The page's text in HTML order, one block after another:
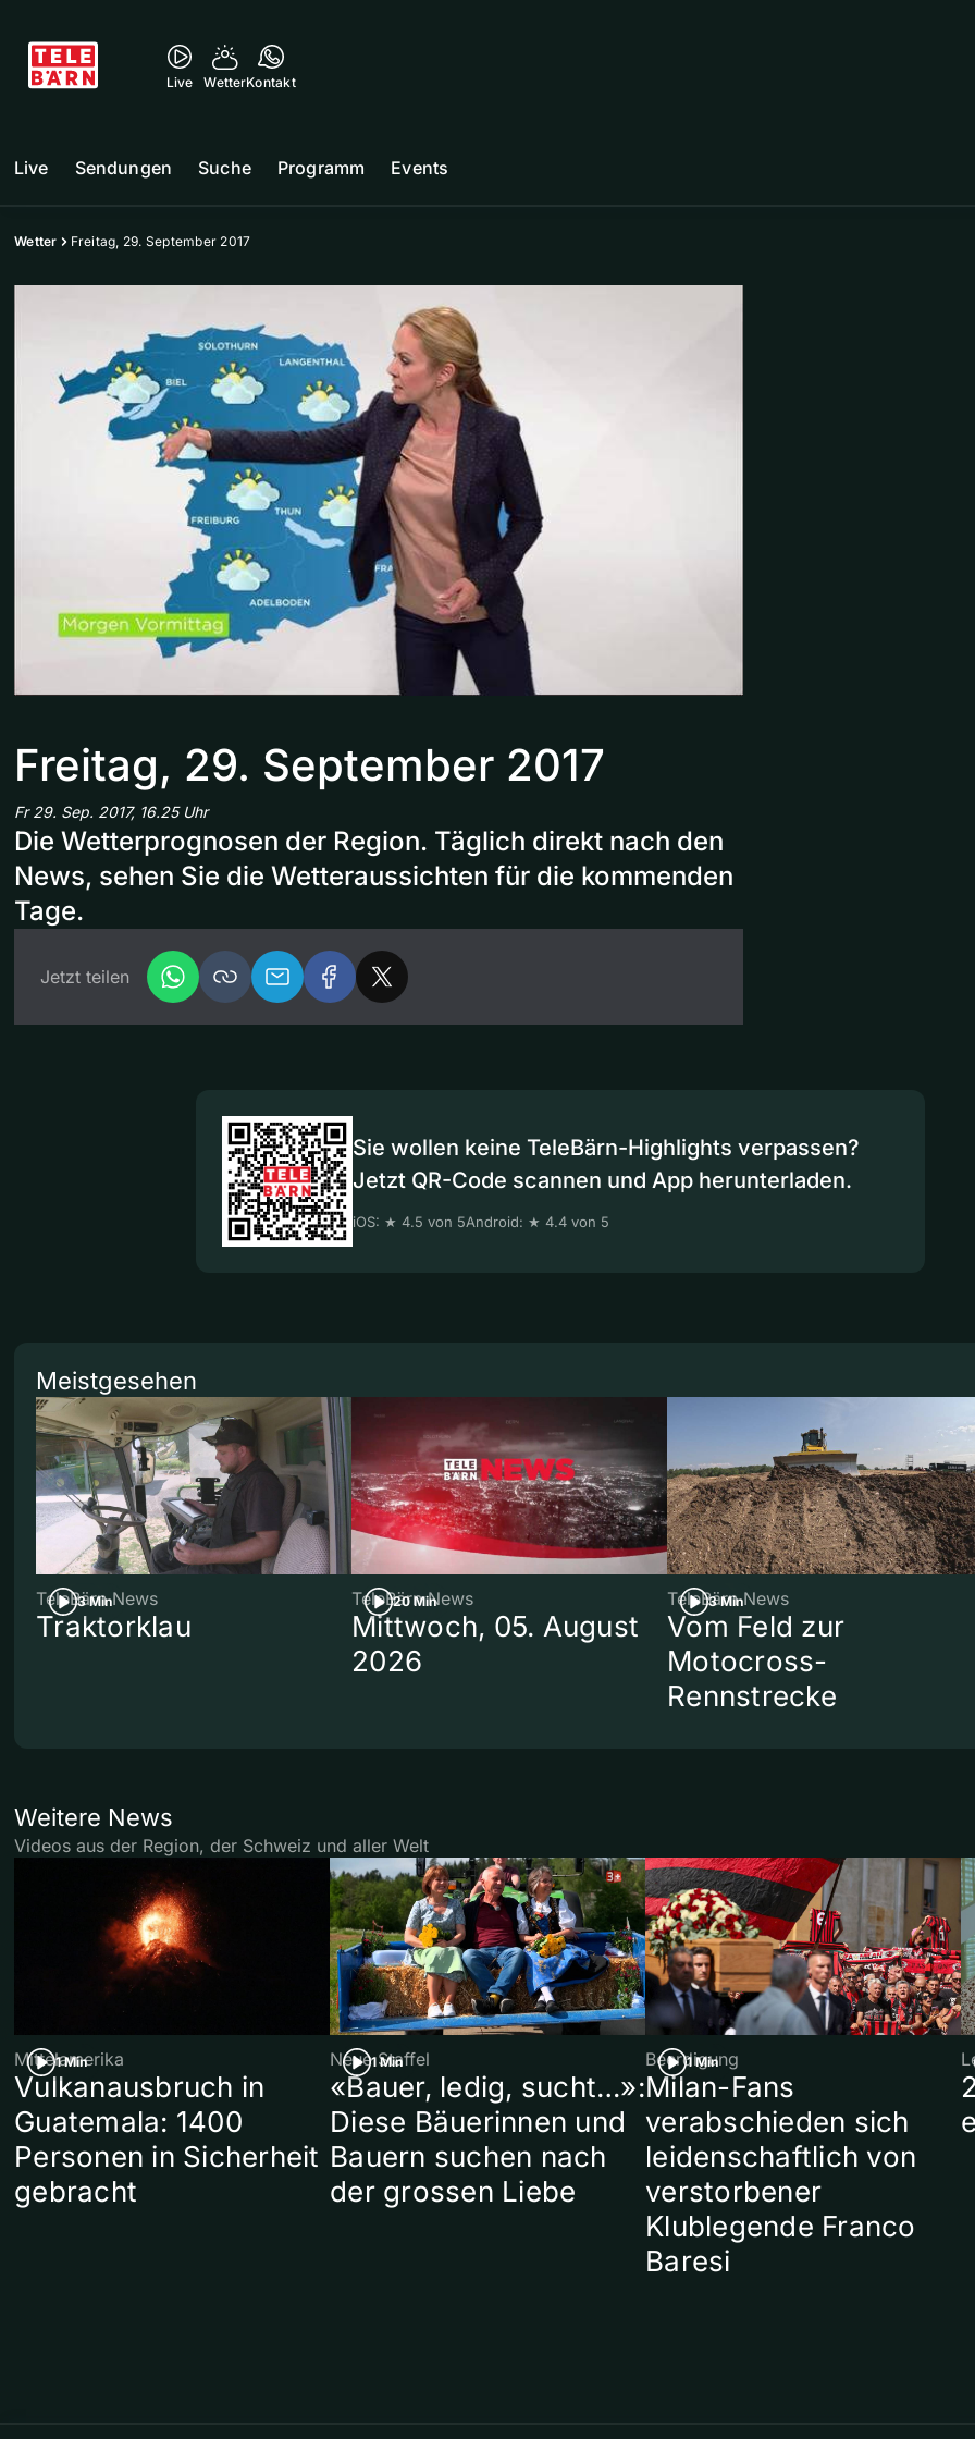
Live WetterKontakt
Live Sendungen Suche Programm Events
Wetter Freitag, 29. September 2017
Freitag, 29. September 2017
Fr 29. Sep. 2017, 16.25 Uhr
Die Wetterprognosen der Region. Täglich direkt nach den
News, sehen Sie die Wetteraussichten für die kommenden
Tage.
Jetzt teilen
Sie wollen keine TeleBärn-Highlights verpassen?
Jetzt QR-Code scannen und App herunterladen.
iOS: ★ 4.5 von 5Android: ★ 4.4 von 5
Meistgesehen
3 Min
TeleBärn News
Traktorklau
20 Min
TeleBärn News
Mittwoch, 05. August
2026
3 Min
TeleBärn News
Vom Feld zur
Motocross-
Rennstrecke
Weitere News
Videos aus der Region, der Schweiz und aller Welt
1 Min
Mittelamerika
Vulkanausbruch in
Guatemala: 1400
Personen in Sicherheit
gebracht
1 Min
Neue Staffel
«Bauer, ledig, sucht…»:
Diese Bäuerinnen und
Bauern suchen nach
der grossen Liebe
1 Min
Beerdigung
Milan-Fans
verabschieden sich
leidenschaftlich von
verstorbener
Klublegende Franco
Baresi